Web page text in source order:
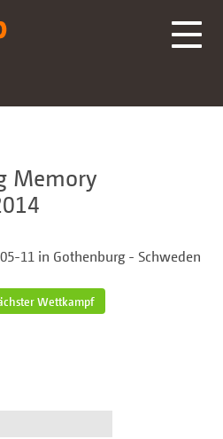
Memory
11 in Gothenburg - Schweden
Wettkampf